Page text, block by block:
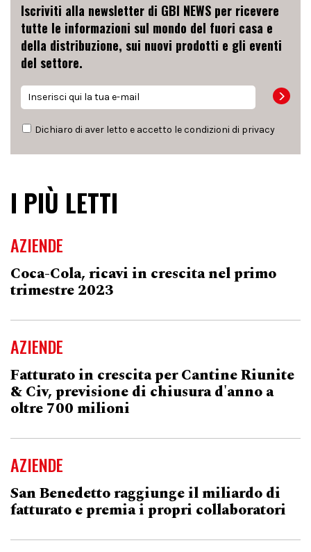
Iscriviti alla newsletter di GBI NEWS per ricevere
tutte le informazioni sul mondo del fuori casa e
della distribuzione, sui nuovi prodotti e gli eventi
del settore.
Dichiaro di aver letto e accetto le condizioni di privacy
I PIÙ LETTI
AZIENDE
Coca-Cola, ricavi in crescita nel primo
trimestre 2023
AZIENDE
Fatturato in crescita per Cantine Riunite
& Civ, previsione di chiusura d'anno a
oltre 700 milioni
AZIENDE
San Benedetto raggiunge il miliardo di
fatturato e premia i propri collaboratori